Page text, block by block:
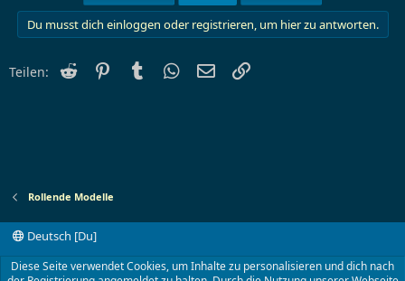
Du musst dich einloggen oder registrieren, um hier zu antworten.
Teilen: Reddit PinterestTumblr WhatsApp
E-Mail
Rollende Modelle
Deutsch [Du]
Kontakt
Nutzungsbedingungen
Datenschutz
Hilfe und Impressum
Start R
Diese Seite verwendet Cookies, um Inhalte zu personalisieren und dich nach